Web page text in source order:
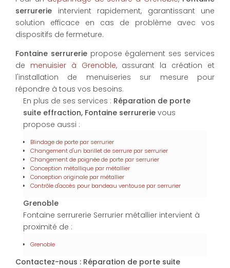
serrurerie intervient rapidement, garantissant une
solution efficace en cas de problème avec vos
dispositifs de fermeture.
Fontaine serrureriepropose également ses services
de menuisier à Grenoble, assurant la création et
l'installation de menuiseries sur mesure pour
répondre à tous vos besoins.
En plus de ses services : Réparation de porte
suite effraction, Fontaine serrurerie vous
propose aussi :
Blindage de porte par serrurier
Changement d'un barillet de serrure par serrurier
Changement de poignée de porte par serrurier
Conception métallique par métallier
Conception originale par métallier
Contrôle d'accès pour bandeau ventouse par serrurier
Grenoble
Fontaine serrurerie Serrurier métallier intervient à
proximité de :
Grenoble
Contactez-nous : Réparation de porte suite